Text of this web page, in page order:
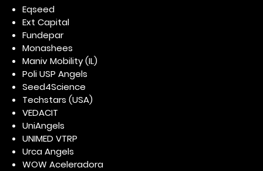
Eqseed
Ext Capital
Fundepar
Monashees
Maniv Mobility (IL)
Poli USP Angels
Seed4Science
Techstars (USA)
VEDACIT
UniAngels
UNIMED VTRP
Urca Angels
WOW Aceleradora